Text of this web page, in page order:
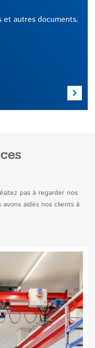
et autres documents.
pas à regarder nos
aidés nos clients à